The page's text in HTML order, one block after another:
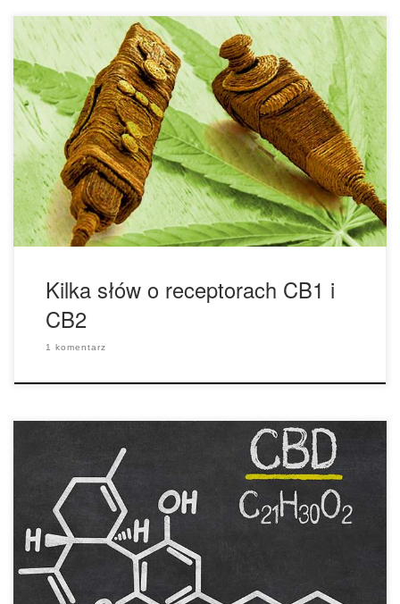
Receptory kannabinoidowe mogą mieć między innymi wpływ
na nastrój, zdolność do odczuwania bólu, apetyt, pamięć.
Mogą być aktywowane przez endokannabinoidy
produkowane przez organizm lub kannabinoidy roślinne,
czyli na przykład takie, które znajdują się w roślinie
cannabis. Receptory te można podzielić na kategorie CB1 i
CB2. Receptory te można przede wszystkim […]
Kilka słów o receptorach CB1 i
CB2
1 komentarz
Być może słyszałeś o kannabidiolu w prasie dotyczącej
zdrowia i dobrego samopoczucia i cię zaintrygował. Ta
fascynująca, naturalna – i całkowicie legalna – substancja
została już wielokrotnie uznana za swoje właściwości.
Kannabidiol niesie wiele pozytywnych efektów dla ogólnego
zdrowia. Znany również jako CBD, kannabidiol jest
fascynującym suplementem pochodzenia roślinnego, który